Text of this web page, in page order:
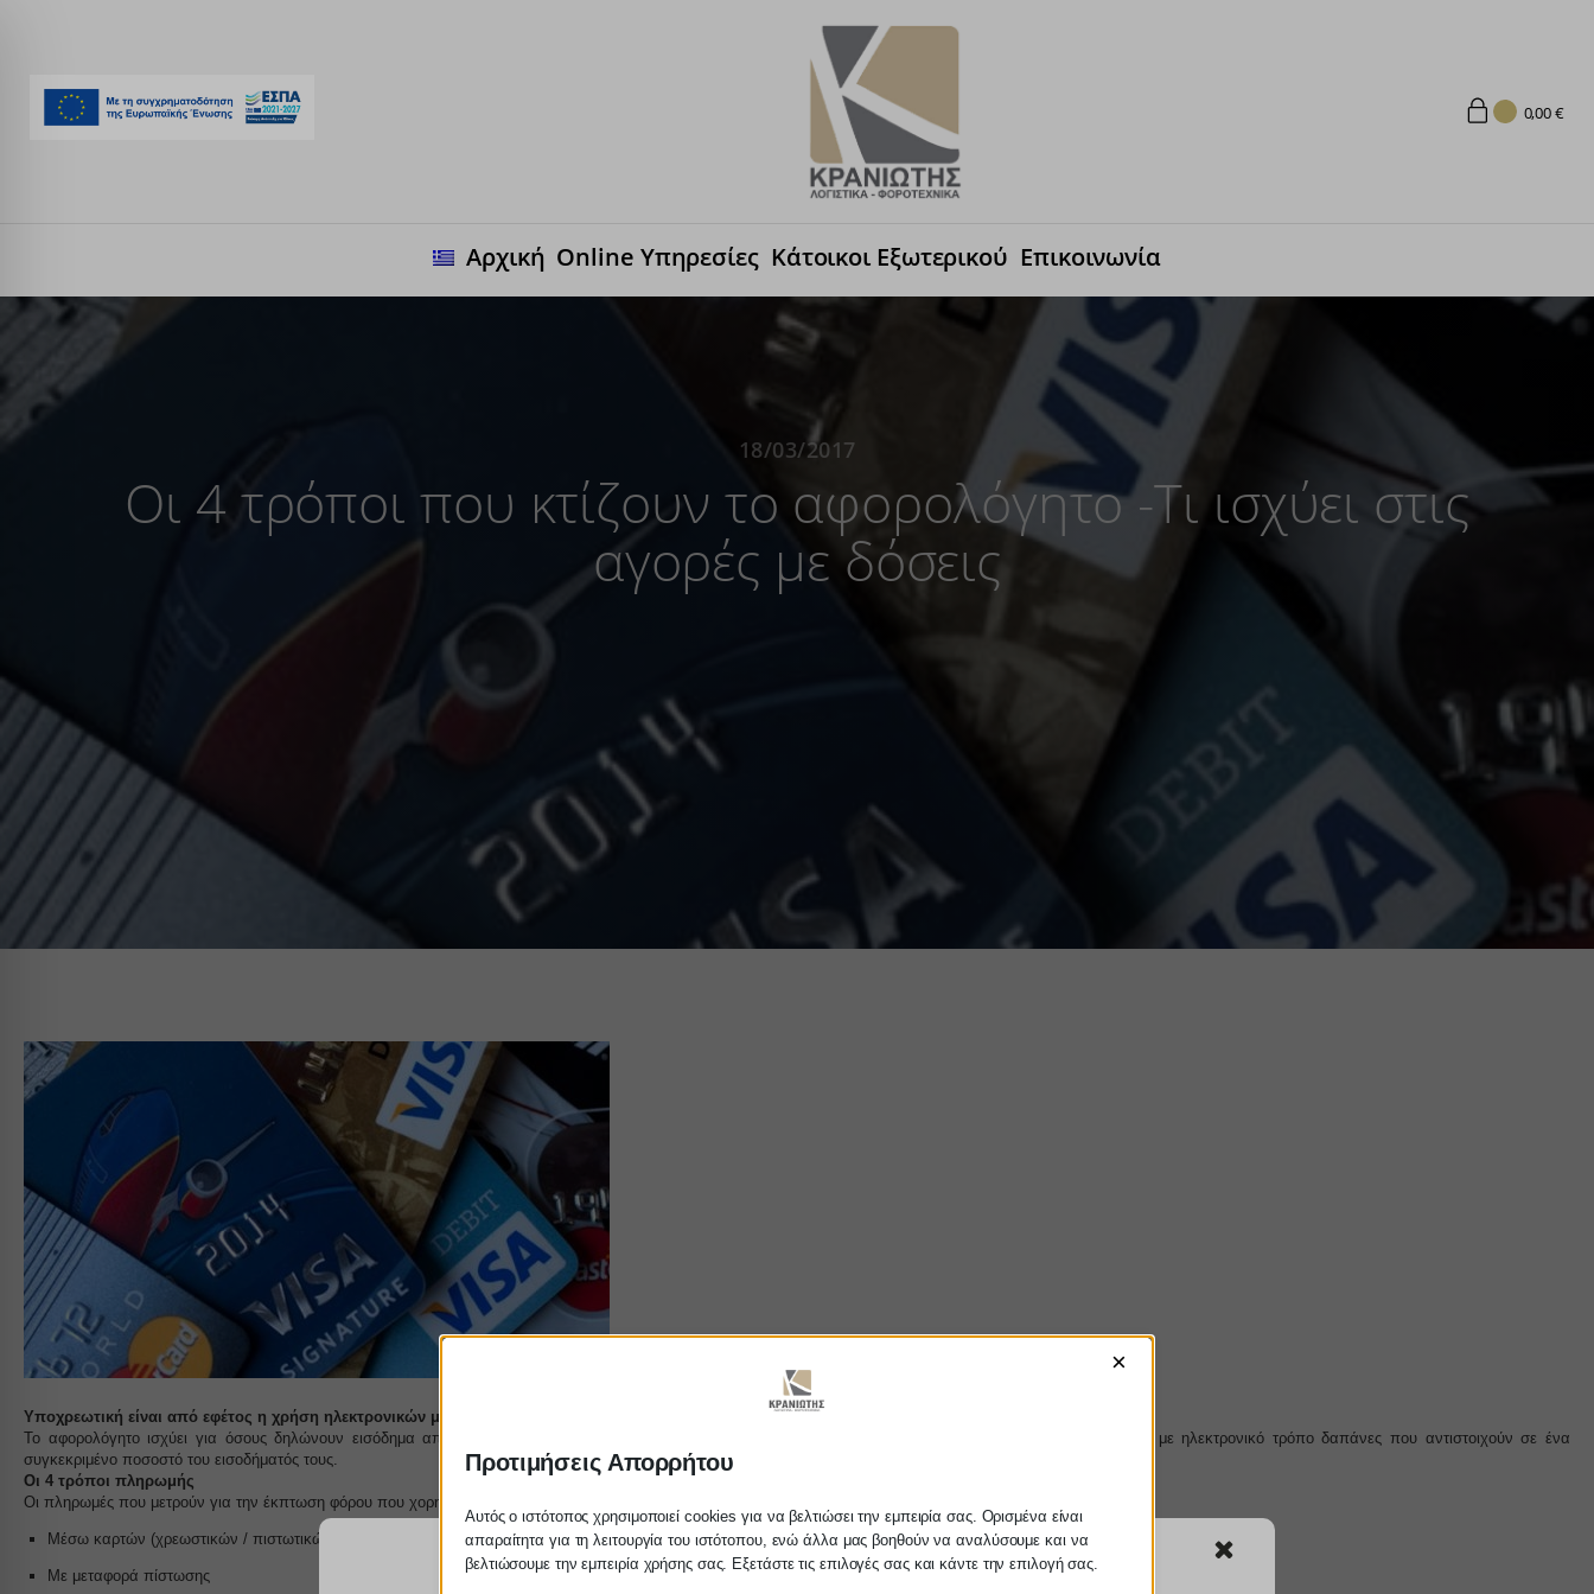
0,00€
Αρχική Online Υπηρεσίες Κάτοικοι Εξωτερικού Επικοινωνία
18/03/2017
Οι 4 τρόποι που κτίζουν το αφορολόγητο -Τι ισχύει στις
αγορές με δόσεις
Υποχρεωτική είναι από εφέτος η χρήση ηλεκτρονικών μέσων πληρωμών για το κτίσιμο του αφοροολόγητου ορίου. Όλοι οι τρόποι για συναλλαγές.
Το αφορολόγητο ισχύει για όσους δηλώνουν εισόδημα από μισθούς ή συντάξεις ή αγροτική δραστηριότητα και χορηγείται στην περίπτωση που πληρωθούν με ηλεκτρονικό τρόπο δαπάνες που αντιστοιχούν σε ένα
συγκεκριμένο ποσοστό του εισοδήματός τους.
Οι 4 τρόποι πληρωμής
Οι πληρωμές που μετρούν για την έκπτωση φόρου που χορηγείται πρέπει να γίνουν με ένα από τους ακόλουθους τρόπους:
Μέσω καρτών (χρεωστικών / πιστωτικών/ προπληρωμένων)
Με μεταφορά πίστωσης
Προτιμήσεις Απορρήτου
×
Αυτός ο ιστότοπος χρησιμοποιεί cookies για να βελτιώσει την εμπειρία σας. Ορισμένα είναι
απαραίτητα για τη λειτουργία του ιστότοπου, ενώ άλλα μας βοηθούν να αναλύσουμε και να
βελτιώσουμε την εμπειρία χρήσης σας. Εξετάστε τις επιλογές σας και κάντε την επιλογή σας.